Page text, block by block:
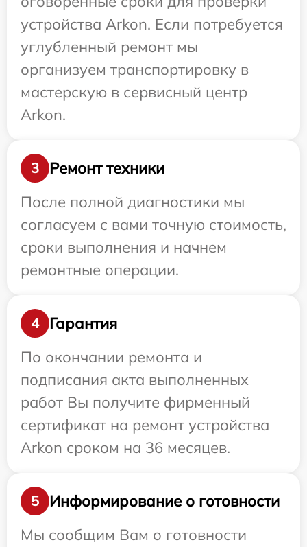
устройства Arkon. Если потребуется
углубленный ремонт мы
организуем транспортировку в
мастерскую в сервисный центр
Arkon.
3
Ремонт техники
После полной диагностики мы
согласуем с вами точную стоимость,
сроки выполнения и начнем
ремонтные операции.
4
Гарантия
По окончании ремонта и
подписания акта выполненных
работ Вы получите фирменный
сертификат на ремонт устройства
Arkon сроком на 36 месяцев.
5
Информирование о готовности
Мы сообщим Вам о готовности